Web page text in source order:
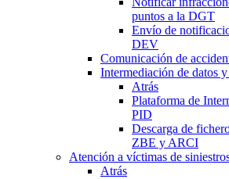
puntos a la DGT
Envío de
DEV
Comunicación de
Intermediación de datos
Atrás
Plataforma de
PID
Descarga de
ZBE y ARCI
Atención a víctimas de
Atrás